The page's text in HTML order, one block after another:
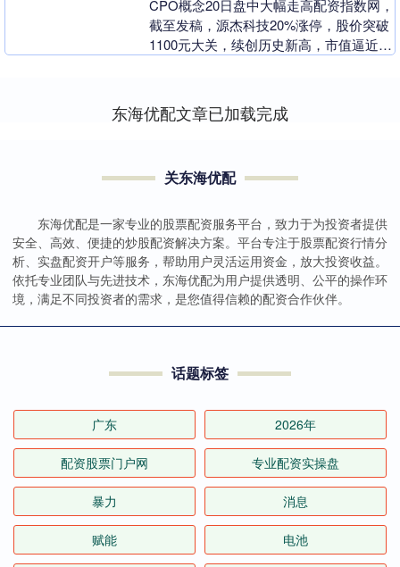
CPO概念20日盘中大幅走高配资指数网，
截至发稿，源杰科技20%涨停，股价突破
1100元大关，续创历史新高，市值逼近千
东海优配文章已加载完成
关东海优配
东海优配是一家专业的股票配资服务平台，致力于为投资者提供
安全、高效、便捷的炒股配资解决方案。平台专注于股票配资行情分
析、实盘配资开户等服务，帮助用户灵活运用资金，放大投资收益。
依托专业团队与先进技术，东海优配为用户提供透明、公平的操作环
境，满足不同投资者的需求，是您值得信赖的配资合作伙伴。
话题标签
广东 2026年
配资股票门户网 专业配资实操盘
暴力 消息
赋能 电池